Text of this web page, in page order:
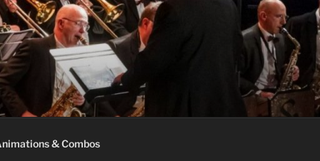
& Combos